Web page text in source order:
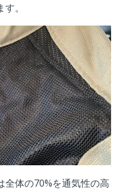
。
全体の70%を通気性の高